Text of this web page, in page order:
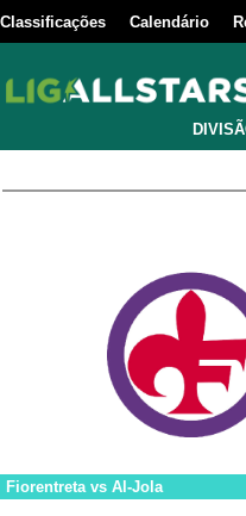
Classificações Calendário
Fiorentretavs Al-Jola